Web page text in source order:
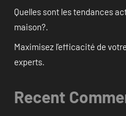
Quelles sont les tendances
maison?.
Maximisez l’efficacité de
experts.
Recent